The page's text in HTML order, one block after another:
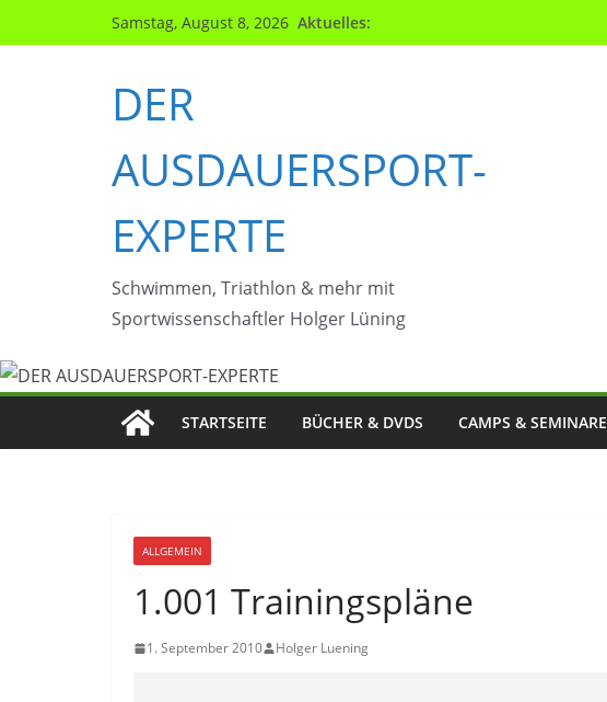
Inhalt
Samstag, August 8, 2026 Aktuelles:
DER
AUSDAUERSPORT-
EXPERTE
Schwimmen, Triathlon & mehr mit
Sportwissenschaftler Holger Lüning
STARTSEITE BÜCHER & DVDS CAMPS & SEMINARE
ALLGEMEIN
1.001 Trainingspläne
1. September 2010 Holger Luening